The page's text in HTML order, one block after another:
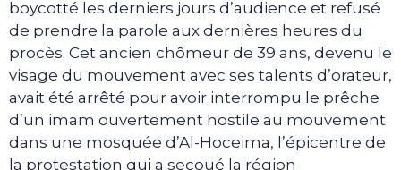
boycotté les derniers jours d’audience et refusé
de prendre la parole aux dernières heures du
procès. Cet ancien chômeur de 39 ans, devenu le
visage du mouvement avec ses talents d’orateur,
avait été arrêté pour avoir interrompu le prêche
d’un imam ouvertement hostile au mouvement
dans une mosquée d’Al-Hoceima, l’épicentre de
la protestation qui a secoué la région